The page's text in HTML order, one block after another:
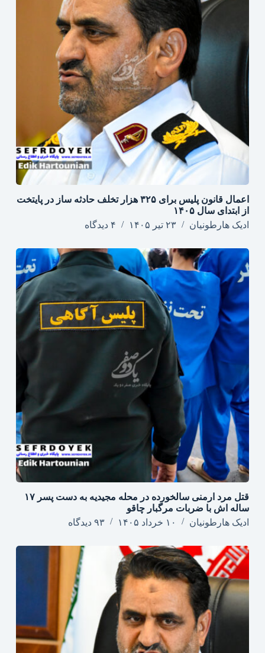
اعمال قانون پلیس برای ۳۲۵ هزار تخلف حادثه ساز در پایتخت
از ابتدای سال ۱۴۰۵
ادیک هارطونیان
۲۳ تیر ۱۴۰۵ ۴ دیدگاه
قتل مرد ارمنی سالخورده در محله مجیدیه به دست پسر ۱۷
ساله اش با ضربات مرگبار چاقو
ادیک هارطونیان
۱۰ خرداد ۱۴۰۵ ۹۳ دیدگاه